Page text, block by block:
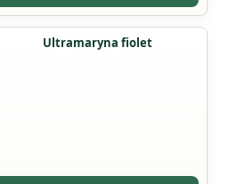
Ultramaryna fiolet